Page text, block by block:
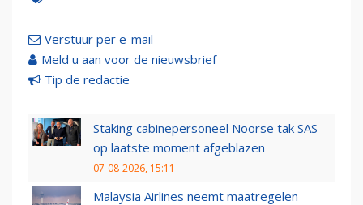
Verstuur per e-mail
Meld u aan voor de nieuwsbrief
Tip de redactie
Staking cabinepersoneel Noorse tak SAS
op laatste moment afgeblazen
07-08-2026, 15:11
Malaysia Airlines neemt maatregelen